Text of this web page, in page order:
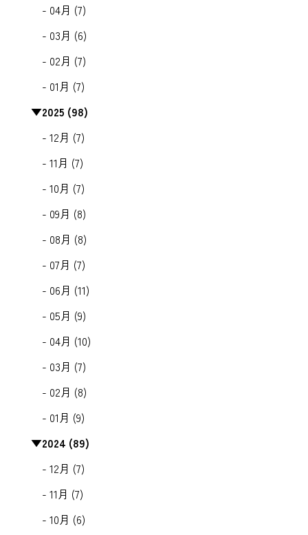
- 04月 (7)
- 03月 (6)
- 02月 (7)
- 01月 (7)
▼2025 (98)
- 12月 (7)
- 11月 (7)
- 10月 (7)
- 09月 (8)
- 08月 (8)
- 07月 (7)
- 06月 (11)
- 05月 (9)
- 04月 (10)
- 03月 (7)
- 02月 (8)
- 01月 (9)
▼2024 (89)
- 12月 (7)
- 11月 (7)
- 10月 (6)